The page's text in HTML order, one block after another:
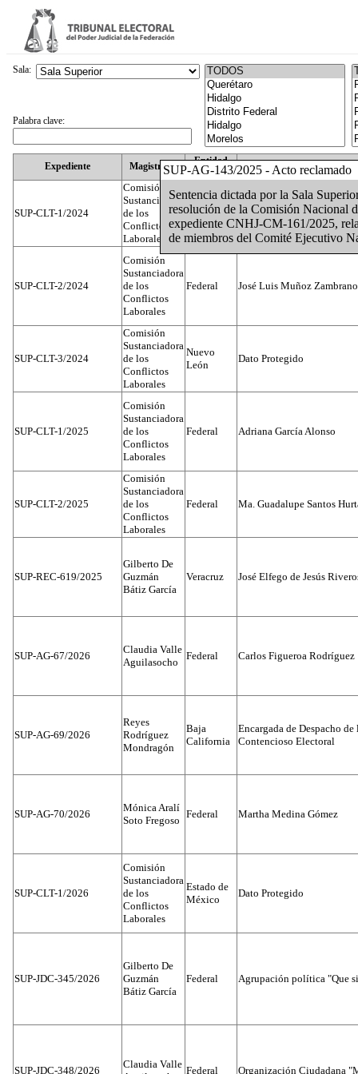
SUP-AG-143/2025 - Acto reclamado
Sentencia dictada por la Sala
resolución de la Comisión Nacional
expediente CNHJ-CM-161/2025,
de miembros del Comité Ejecutivo
Expediente Magistrado
Entidad
Federativa
SUP-CLT-1/2024
Comisión
Sustanciadora
de los
Conflictos
Laborales
Federal Juan José Serrato Velasco
SUP-CLT-2/2024
Comisión
Sustanciadora
de los
Conflictos
Laborales
Federal José Luis Muñoz Zambrano
SUP-CLT-3/2024
Comisión
Sustanciadora
de los
Conflictos
Laborales
Nuevo
León
Dato Protegido
SUP-CLT-1/2025
Comisión
Sustanciadora
de los
Conflictos
Laborales
Federal Adriana García Alonso
SUP-CLT-2/2025
Comisión
Sustanciadora
de los
Conflictos
Laborales
Federal Ma. Guadalupe Santos
SUP-REC-619/2025
Gilberto De
Guzmán
Bátiz García
Veracruz José Elfego de Jesús
SUP-AG-67/2026
Claudia Valle
Aguilasocho
Federal Carlos Figueroa Rodríguez
SUP-AG-69/2026
Reyes
Rodríguez
Mondragón
Baja
California
Encargada de Despacho
Contencioso Electoral
SUP-AG-70/2026
Mónica Aralí
Soto Fregoso
Federal Martha Medina Gómez
SUP-CLT-1/2026
Comisión
Sustanciadora
de los
Conflictos
Laborales
Estado de
México
Dato Protegido
SUP-JDC-345/2026
Gilberto De
Guzmán
Bátiz García
Federal Agrupación política "Que
SUP-JDC-348/2026
Claudia Valle
Federal Organización Ciudadana
Sala:
Palabra clave: